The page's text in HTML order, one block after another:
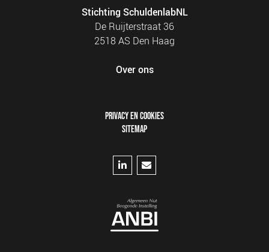
Stichting SchuldenlabNL
De Ruijterstraat 36
2518 AS Den Haag
Over ons
PRIVACY EN COOKIES
SITEMAP